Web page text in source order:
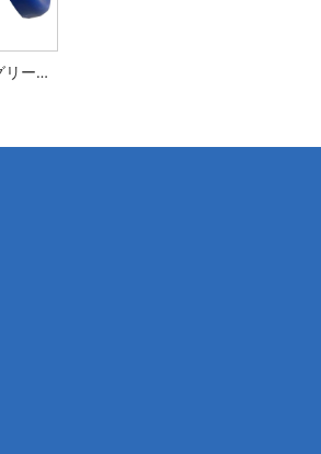
1200メッシュグリーンシリコン研磨砂